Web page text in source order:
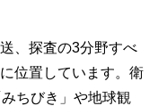
、探査の3分野すべ
位置しています。衛
ちびき」や地球観